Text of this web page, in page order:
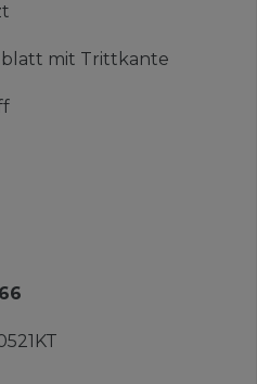
mit Trittkante